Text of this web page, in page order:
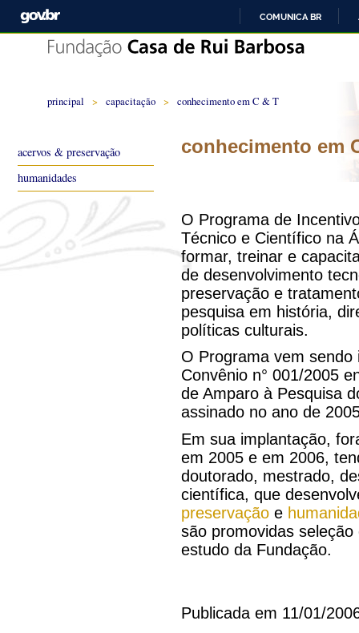
COMUNICA BR
principal > capacitação > conhecimento em C & T
conhecimento em
O Programa de
Técnico e Científico na
formar, treinar e
de desenvolvimento
preservação e
pesquisa em história,
políticas culturais.
O Programa vem
Convênio n° 001/2005
de Amparo à Pesquisa
assinado no ano de
Em sua implantação,
em 2005 e em 2006,
doutorado, mestrado,
científica, que
preservação e
são promovidas
estudo da Fundação.
Publicada em 11/01/
acervos & preservação
humanidades